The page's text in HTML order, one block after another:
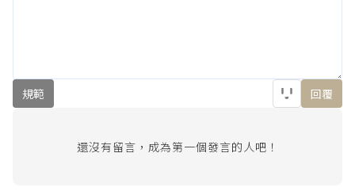
規範 回覆
還沒有留言，成為第一個發言的人吧！